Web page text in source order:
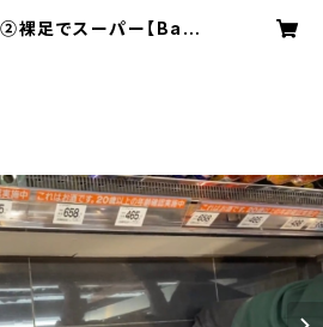
②裸足でスーパー【Bare